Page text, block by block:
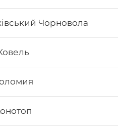
Чорновола